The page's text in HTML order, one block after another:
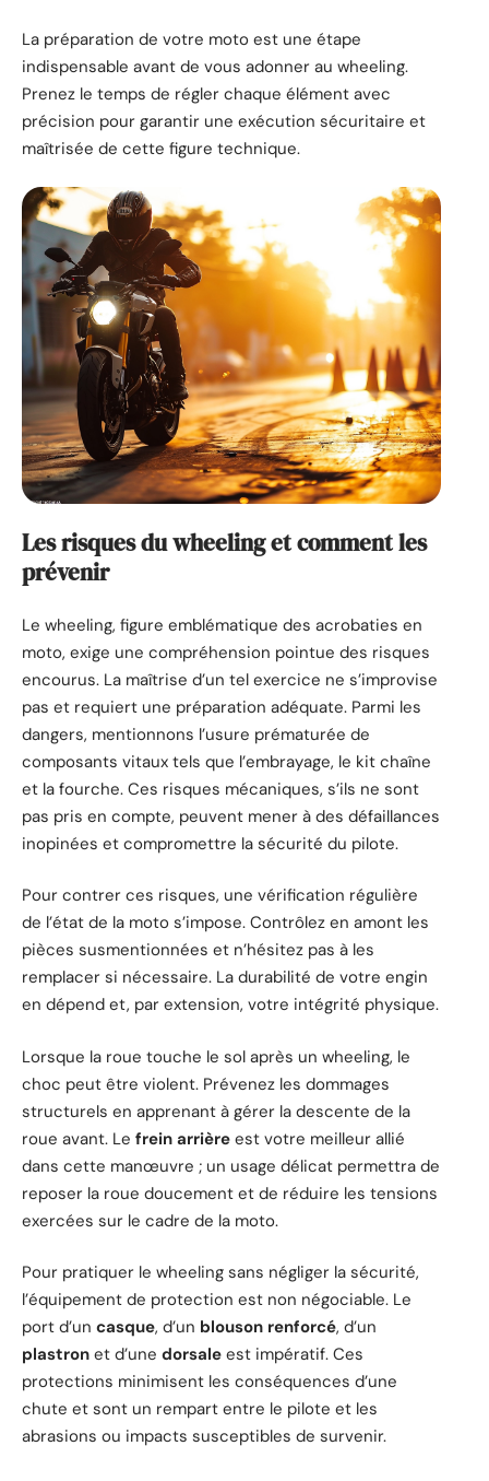
La préparation de votre moto est une étape
indispensable avant de vous adonner au wheeling.
Prenez le temps de régler chaque élément avec
précision pour garantir une exécution sécuritaire et
maîtrisée de cette figure technique.
Les risques du wheeling et comment les
prévenir
Le wheeling, figure emblématique des acrobaties en
moto, exige une compréhension pointue des risques
encourus. La maîtrise d’un tel exercice ne s’improvise
pas et requiert une préparation adéquate. Parmi les
dangers, mentionnons l’usure prématurée de
composants vitaux tels que l’embrayage, le kit chaîne
et la fourche. Ces risques mécaniques, s’ils ne sont
pas pris en compte, peuvent mener à des défaillances
inopinées et compromettre la sécurité du pilote.
Pour contrer ces risques, une vérification régulière
de l’état de la moto s’impose. Contrôlez en amont les
pièces susmentionnées et n’hésitez pas à les
remplacer si nécessaire. La durabilité de votre engin
en dépend et, par extension, votre intégrité physique.
Lorsque la roue touche le sol après un wheeling, le
choc peut être violent. Prévenez les dommages
structurels en apprenant à gérer la descente de la
roue avant. Le frein arrière est votre meilleur allié
dans cette manœuvre ; un usage délicat permettra de
reposer la roue doucement et de réduire les tensions
exercées sur le cadre de la moto.
Pour pratiquer le wheeling sans négliger la sécurité,
l’équipement de protection est non négociable. Le
port d’un casque, d’un blouson renforcé, d’un
plastron et d’une dorsale est impératif. Ces
protections minimisent les conséquences d’une
chute et sont un rempart entre le pilote et les
abrasions ou impacts susceptibles de survenir.